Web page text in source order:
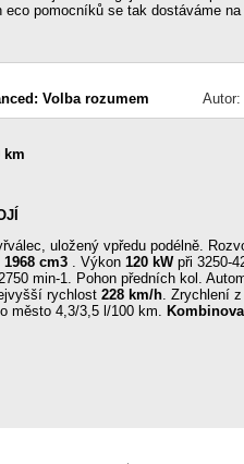
pomocníků se tak dostáváme
Volba rozumem Autor:
km
uložený vpředu podélně.
1968 cm3 . Výkon 120 kWpři 3250-
min-1. Pohon předních kol.
rychlost 228 km/h. Zrychlení
město 4,3/3,5 l/100 km.